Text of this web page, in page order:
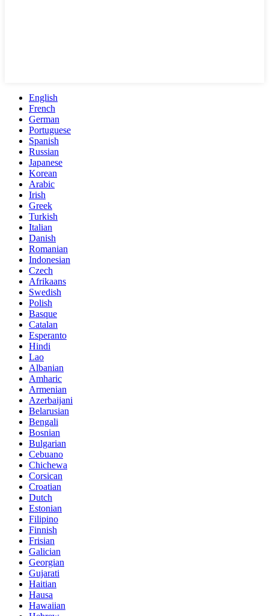
English
French
German
Portuguese
Spanish
Russian
Japanese
Korean
Arabic
Irish
Greek
Turkish
Italian
Danish
Romanian
Indonesian
Czech
Afrikaans
Swedish
Polish
Basque
Catalan
Esperanto
Hindi
Lao
Albanian
Amharic
Armenian
Azerbaijani
Belarusian
Bengali
Bosnian
Bulgarian
Cebuano
Chichewa
Corsican
Croatian
Dutch
Estonian
Filipino
Finnish
Frisian
Galician
Georgian
Gujarati
Haitian
Hausa
Hawaiian